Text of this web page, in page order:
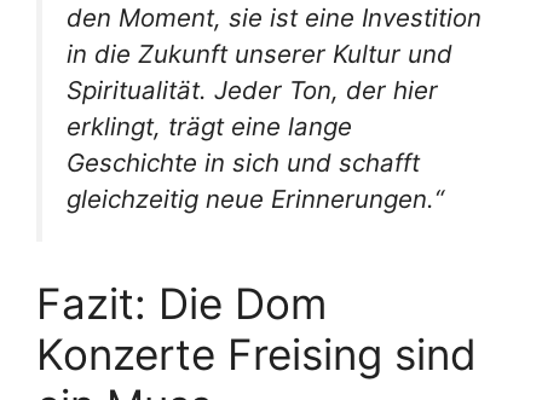
den Moment, sie ist eine Investition
in die Zukunft unserer Kultur und
Spiritualität. Jeder Ton, der hier
erklingt, trägt eine lange
Geschichte in sich und schafft
gleichzeitig neue Erinnerungen.“
Fazit: Die Dom
Konzerte Freising sind